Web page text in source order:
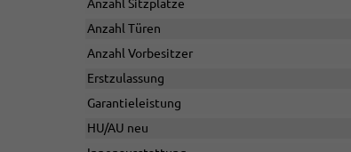
Anzahl Sitzplätze
Anzahl Türen
Anzahl Vorbesitzer
Erstzulassung
Garantieleistung
HU/AU neu